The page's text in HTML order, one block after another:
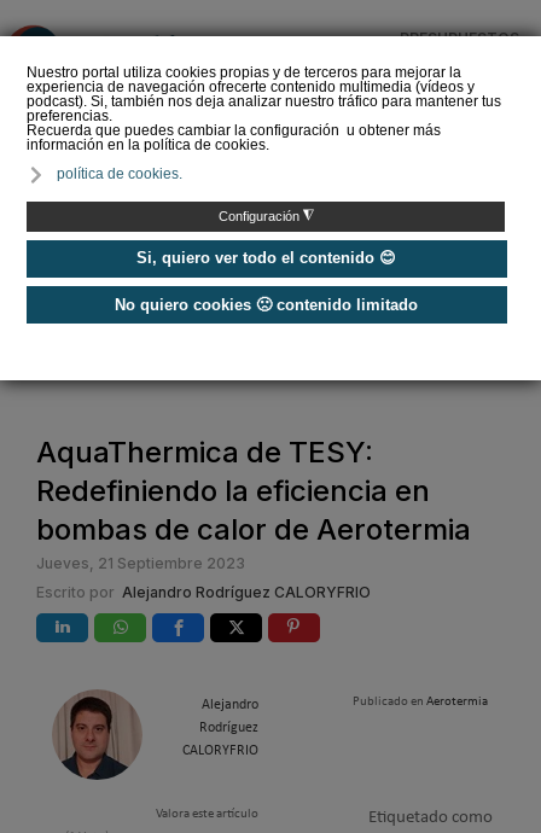
Nuestro portal utiliza cookies propias y de terceros para mejorar la
experiencia de navegación ofrecerte contenido multimedia (vídeos y
podcast). Si, también nos deja analizar nuestro tráfico para mantener tus
preferencias.
Recuerda que puedes cambiar la configuración u obtener más
información en la política de cookies.
política de cookies.
Configuración ◮
Si, quiero ver todo el contenido 😊
No quiero cookies 🙁 contenido limitado
PRESUPUESTOS
dieta que solo contaba
caloría…
Energías Renovables / Aerotermia
/
AquaThermica de TESY:
Redefiniendo la eficiencia en
bombas de calor de Aerotermia
Jueves, 21 Septiembre 2023
Escrito por Alejandro Rodríguez CALORYFRIO
Alejandro
Rodríguez
CALORYFRIO
Publicado en Aerotermia
Valora este artículo
Etiquetado como